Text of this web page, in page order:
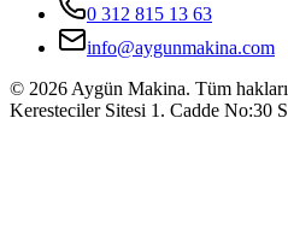
0 312 815 13 63
info@aygunmakina.com
© 2026Aygün Makina. Tüm hakları
Keresteciler Sitesi 1. Cadde No:30